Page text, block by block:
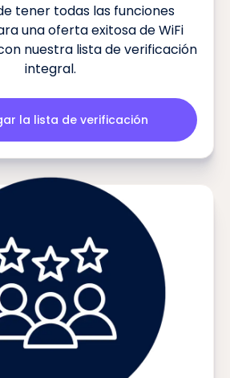
tener todas las funciones
una oferta exitosa de WiFi
nuestra lista de verificación
integral.
la lista de verificación